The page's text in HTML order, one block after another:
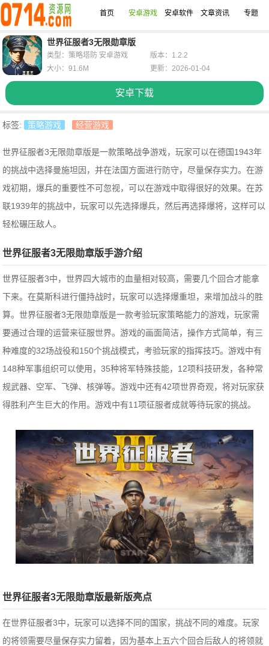
首页 安卓游戏 安卓软件 文章资讯 专题
世界征服者3无限勋章版
安卓下载
类型：策略塔防 安卓游戏
版本：1.2.2
大小：91.6M
更新：2026-01-04
标签: 策略游戏 经营游戏
世界征服者3无限勋章版是一款策略战争游戏，玩家可以在德国1943年
的挑战中选择曼施坦因，并在法国方面进行防守，尽量保存实力。在游
戏初期，爆兵的重要性不可忽视，可以在游戏中取得很好的效果。在苏
联1939年的挑战中，玩家可以先选择爆兵，然后再选择爆将，这样可以
轻松碾压敌人。
世界征服者3无限勋章版手游介绍
世界征服者3中，世界四大城市的血量相对较高，需要几个回合才能拿
下来。在莫斯科进行僵持战时，玩家可以选择爆重坦，来增加战斗的胜
算。世界征服者3无限勋章版是一款考验玩家策略能力的游戏，玩家需
要通过合理的运营来征服世界。游戏的画面简洁，操作方式简单，有三
种难度的32场战役和150个挑战模式，考验玩家的指挥技巧。游戏中有
148种军事组织可以使用，35种将军特殊技能，12项科技研发，各种常
规武器、空军、飞弹、核弹等。游戏中还有42项世界奇观，将对玩家获
得胜利产生巨大的作用。游戏中有11项征服者成就等待玩家的挑战。
世界征服者3无限勋章版最新版亮点
在世界征服者3中，玩家可以选择不同的国家，挑战不同的难度。玩家
的将领需要尽量保存实力留着，因为基本上五六个回合后敌人的将领就